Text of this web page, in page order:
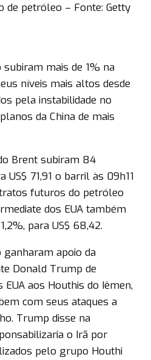
de petróleo – Fonte: Getty
mais de 1% na
níveis mais altos desde
pela instabilidade no
da China de mais
Brent subiram 84
US$ 71,91 o barril às 09h11
futuros do petróleo
dos EUA também
para US$ 68,42.
apoio da
Donald Trump de
aos Houthis do Iêmen,
com seus ataques a
Trump disse na
o Irã por
pelo grupo Houthi